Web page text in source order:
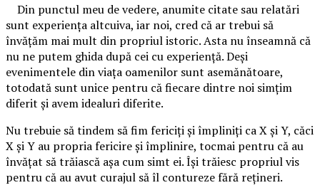
Din punctul meu de vedere, anumite citate sau relatări
sunt experiența altcuiva, iar noi, cred că ar trebui să
învățăm mai mult din propriul istoric. Asta nu înseamnă că
nu ne putem ghida după cei cu experiență. Deși
evenimentele din viața oamenilor sunt asemănătoare,
totodată sunt unice pentru că fiecare dintre noi simțim
diferit și avem idealuri diferite.
Nu trebuie să tindem să fim fericiți și împliniți ca X și Y, căci
X și Y au propria fericire și împlinire, tocmai pentru că au
învățat să trăiască așa cum simt ei. Își trăiesc propriul vis
pentru că au avut curajul să îl contureze fără rețineri.